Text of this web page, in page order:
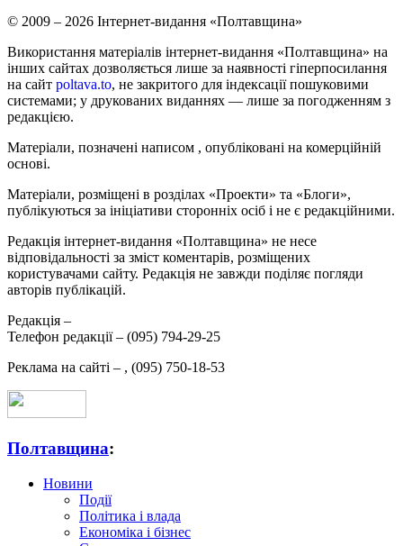
© 2009 – 2026 Інтернет-видання «Полтавщина»
Використання матеріалів інтернет-видання «Полтавщина» на
інших сайтах дозволяється лише за наявності гіперпосилання
на сайт poltava.to, не закритого для індексації пошуковими
системами; у друкованих виданнях — лише за погодженням з
редакцією.
Матеріали, позначені написом , опубліковані на комерційній
основі.
Матеріали, розміщені в розділах «Проекти» та «Блоги»,
публікуються за ініціативи сторонніх осіб і не є редакційними.
Редакція інтернет-видання «Полтавщина» не несе
відповідальності за зміст коментарів, розміщених
користувачами сайту. Редакція не завжди поділяє погляди
авторів публікацій.
Редакція –
Телефон редакції – (095) 794-29-25
Реклама на сайті – , (095) 750-18-53
Полтавщина:
Новини
Події
Політика і влада
Економіка і бізнес